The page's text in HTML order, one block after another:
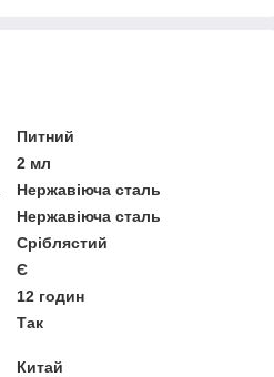
Питний
2 мл
Нержавіюча сталь
Нержавіюча сталь
Сріблястий
Є
12 годин
Так
Китай